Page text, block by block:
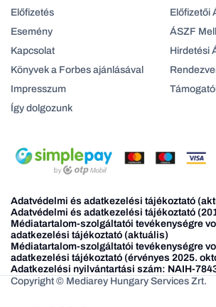
Előfizetés
Esemény
Kapcsolat
Könyvek a Forbes ajánlásával
Impresszum
Így dolgozunk
Előfizetői
ÁSZF
Hirdetési
Adatvédelmi és adatkezelési tájékoztató
Adatvédelmi és adatkezelési tájékoztató
Médiatartalom-szolgáltatói tevékenységre
adatkezelési tájékoztató (aktuális)
Médiatartalom-szolgáltatói tevékenységre
adatkezelési tájékoztató (érvényes 2025.
Adatkezelési nyilvántartási szám: NAIH-
Copyright © Mediarey Hungary Services Zrt.